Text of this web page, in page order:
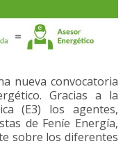
nueva convocatoria
Gracias a la
(E3) los agentes,
de Feníe Energía,
sobre los diferentes